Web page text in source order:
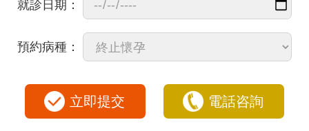
就診日期：
預約病種：
立即提交 電話咨詢